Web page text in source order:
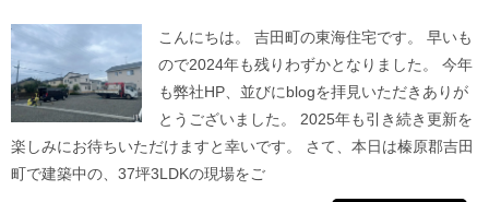
こんにちは。 吉田町の東海住宅です。 早いも
ので2024年も残りわずかとなりました。 今年
も弊社HP、並びにblogを拝見いただきありが
とうございました。 2025年も引き続き更新を
楽しみにお待ちいただけますと幸いです。 さて、本日は榛原郡吉田
町で建築中の、37坪3LDKの現場をご